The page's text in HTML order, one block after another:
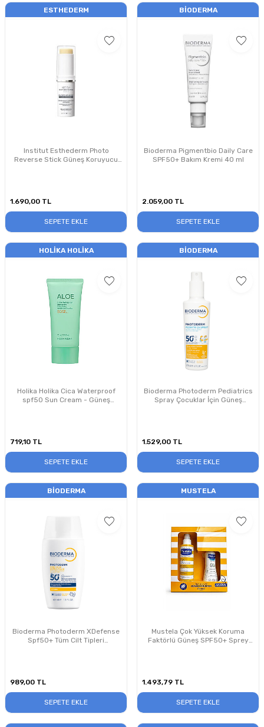
ESTHEDERM
Institut Esthederm Photo
Reverse Stick Güneş Koruyucu
1.690,00 TL
SEPETE EKLE
BIODERMA
Bioderma Pigmentbio Daily Care
SPF50+ Bakım Kremi 40 ml
2.059,00 TL
SEPETE EKLE
HOLIKA HOLIKA
Holika Holika Cica Waterproof
spf50 Sun Cream - Güneş
719,10 TL
SEPETE EKLE
BIODERMA
Bioderma Photoderm Pediatrics
Spray Çocuklar İçin Güneş
1.529,00 TL
SEPETE EKLE
BIODERMA
Bioderma Photoderm XDefense
Spf50+ Tüm Cilt Tipleri
989,00 TL
SEPETE EKLE
MUSTELA
Mustela Çok Yüksek Koruma
Faktörlü Güneş SPF50+ Sprey
1.493,79 TL
SEPETE EKLE